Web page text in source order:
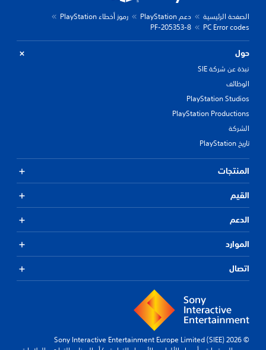
الصفحة الرئيسية دعم PlayStation
رموز أخطاء PlayStation
PC Error codes
PF-205353-8
حول
نبذة عن شركة SIE
الوظائف
PlayStation Studios
PlayStation Productions
الشركة
تاريخ PlayStation
المنتجات
القيم
الدعم
الموارد
اتصال
© 2026 Sony Interactive Entertainment Europe Limited (SIEE)